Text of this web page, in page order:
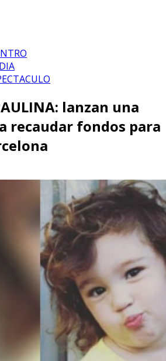
lanzan una
recaudar fondos para